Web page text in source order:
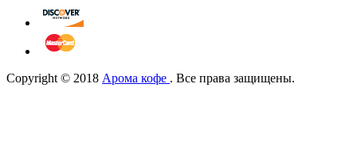
Copyright © 2018 Арома кофе . Все права защищены.